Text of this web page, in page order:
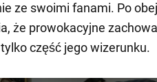
ze swoimi fanami. Po
że prowokacyjne
część jego wizerunku.